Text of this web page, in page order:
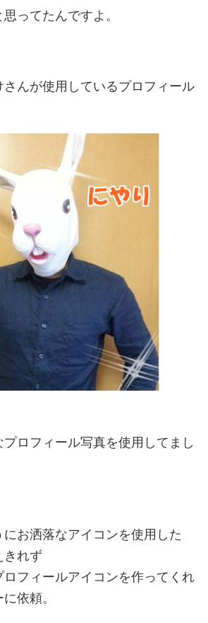
ってたんですよ。
んが使用しているプロフィール
プロフィール写真を使用してまし
お洒落なアイコンを使用した
きれず
ロフィールアイコンを作ってくれ
依頼。